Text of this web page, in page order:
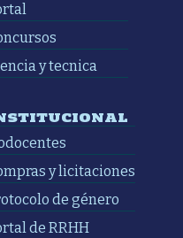
y tecnica
y licitaciones
de género
de RRHH